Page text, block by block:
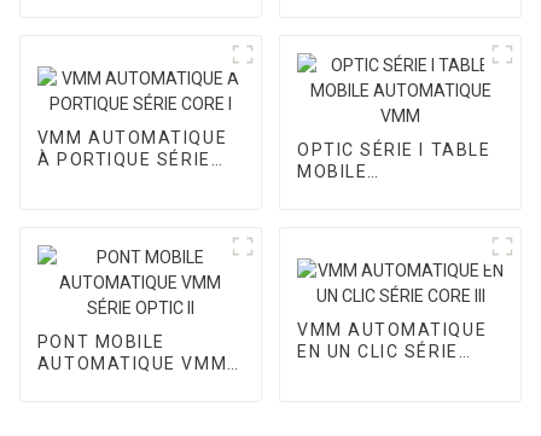
VMM AUTOMATIQUE
À PORTIQUE SÉRIE
OPTIC SÉRIE I TABLE
MOBILE
PONT MOBILE
AUTOMATIQUE VMM
VMM AUTOMATIQUE
EN UN CLIC SÉRIE